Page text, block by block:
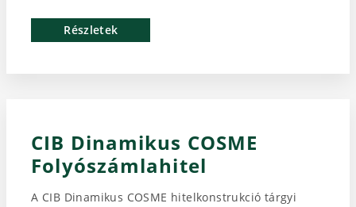
Részletek
CIB Dinamikus COSME
Folyószámlahitel
A CIB Dinamikus COSME hitelkonstrukció tárgyi